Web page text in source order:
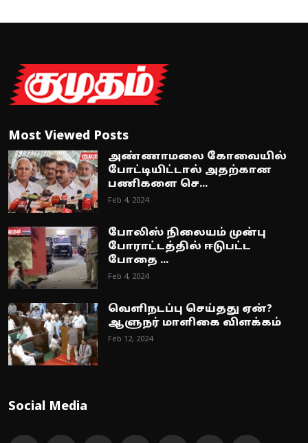
Most Viewed Posts
அண்ணாமலை கோவையில்
போட்டியிட்டால் அதற்கான
பணிகளை செ...
Feb 4, 2024
போலிஸ் நிலையம் முன்பு
போராட்டத்தில் ஈடுபட்ட
போதை ...
Feb 4, 2024
வெளிநடப்பு செய்தது ஏன்?
ஆளுநர் மாளிகை விளக்கம்
Feb 12, 2024
Social Media